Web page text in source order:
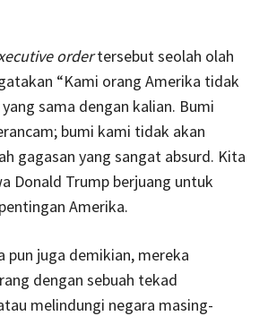
ordertersebut seolah olah
“Kami orang Amerika tidak
sama dengan kalian. Bumi
bumi kami tidak akan
gagasan yang sangat absurd. Kita
Donald Trump berjuang untuk
Amerika.
pun juga demikian, mereka
dengan sebuah tekad
melindungi negara masing-